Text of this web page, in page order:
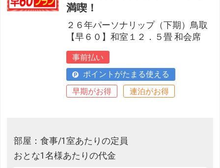
満喫！
２６年パーソナリップ（下期）鳥取
【早６０】和室１２．５畳 和会席
事前払い
ポイントがたまる使える
早期がお得
連泊がお得
部屋：食事/1室あたりの定員
おとな1名様あたりの代金